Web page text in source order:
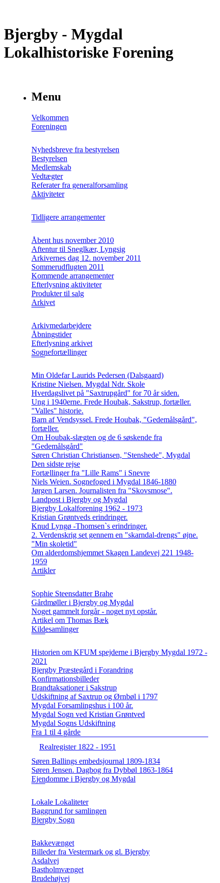
Bjergby - Mygdal
Lokalhistoriske Forening
Menu
Velkommen
Foreningen
Nyhedsbreve fra bestyrelsen
Bestyrelsen
Medlemskab
Vedtægter
Referater fra generalforsamling
Aktiviteter
Tidligere arrangementer
Åbent hus november 2010
Aftentur til Sneglkær, Lyngsig
Arkivernes dag 12. november 2011
Sommerudflugten 2011
Kommende arrangementer
Efterlysning aktiviteter
Produkter til salg
Arkivet
Arkivmedarbejdere
Åbningstider
Efterlysning arkivet
Sognefortællinger
Min Oldefar Laurids Pedersen (Dalsgaard)
Kristine Nielsen. Mygdal Ndr. Skole
Hverdagslivet på "Saxtrupgård" for 70 år siden.
Ung i 1940erne. Frede Houbak, Sakstrup, fortæller.
"Valles" historie.
Barn af Vendsyssel. Frede Houbak, "Gedemålsgård",
fortæller.
Om Houbak-slægten og de 6 søskende fra
"Gedemålsgård"
Søren Christian Christiansen, "Stenshede", Mygdal
Den sidste rejse
Fortællinger fra "Lille Rams" i Snevre
Niels Weien. Sognefoged i Mygdal 1846-1880
Jørgen Larsen. Journalisten fra "Skovsmose".
Landpost i Bjergby og Mygdal
Bjergby Lokalforening 1962 - 1973
Kristian Grøntveds erindringer.
Knud Lyngø -Thomsen`s erindringer.
2. Verdenskrig set gennem en "skarndal-drengs" øjne.
"Min skoletid"
Om alderdomshjemmet Skagen Landevej 221 1948-
1959
Artikler
Sophie Steensdatter Brahe
Gårdmøller i Bjergby og Mygdal
Noget gammelt forgår - noget nyt opstår.
Artikel om Thomas Bæk
Kildesamlinger
Historien om KFUM spejderne i Bjergby Mygdal 1972 -
2021
Bjergby Præstegård i Forandring
Konfirmationsbilleder
Brandtaksationer i Sakstrup
Udskiftning af Saxtrup og Ørnbøl i 1797
Mygdal Forsamlingshus i 100 år.
Mygdal Sogn ved Kristian Grøntved
Mygdal Sogns Udskiftning
Fra 1 til 4 gårde
Realregister 1822 - 1951
Søren Ballings embedsjournal 1809-1834
Søren Jensen. Dagbog fra Dybbøl 1863-1864
Ejendomme i Bjergby og Mygdal
Lokale Lokaliteter
Baggrund for samlingen
Bjergby Sogn
Bakkevænget
Billeder fra Vestermark og gl. Bjergby
Asdalvej
Bastholmvænget
Brudehøjvej